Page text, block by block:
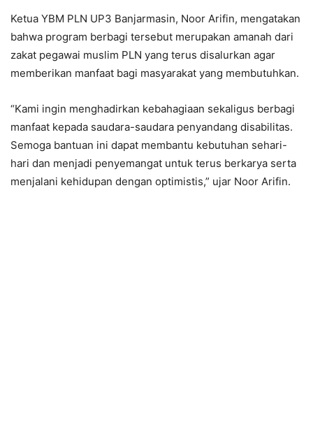
Ketua YBM PLN UP3 Banjarmasin, Noor Arifin, mengatakan
bahwa program berbagi tersebut merupakan amanah dari
zakat pegawai muslim PLN yang terus disalurkan agar
memberikan manfaat bagi masyarakat yang membutuhkan.
“Kami ingin menghadirkan kebahagiaan sekaligus berbagi
manfaat kepada saudara-saudara penyandang disabilitas.
Semoga bantuan ini dapat membantu kebutuhan sehari-
hari dan menjadi penyemangat untuk terus berkarya serta
menjalani kehidupan dengan optimistis,” ujar Noor Arifin.